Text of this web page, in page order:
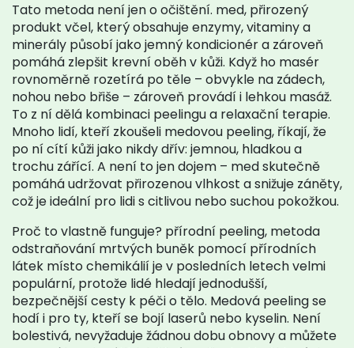
Tato metoda není jen o očištění. med, přirozený
produkt včel, který obsahuje enzymy, vitaminy a
minerály působí jako jemný kondicionér a zároveň
pomáhá zlepšit krevní oběh v kůži. Když ho masér
rovnoměrně rozetírá po těle – obvykle na zádech,
nohou nebo břiše – zároveň provádí i lehkou masáž.
To z ní dělá kombinaci peelingu a relaxační terapie.
Mnoho lidí, kteří zkoušeli medovou peeling, říkají, že
po ní cítí kůži jako nikdy dřív: jemnou, hladkou a
trochu zářící. A není to jen dojem – med skutečně
pomáhá udržovat přirozenou vlhkost a snižuje záněty,
což je ideální pro lidi s citlivou nebo suchou pokožkou.
Proč to vlastně funguje? přírodní peeling, metoda
odstraňování mrtvých buněk pomocí přírodních
látek místo chemikáliíje v posledních letech velmi
populární, protože lidé hledají jednodušší,
bezpečnější cesty k péči o tělo. Medová peeling se
hodí i pro ty, kteří se bojí laserů nebo kyselin. Není
bolestivá, nevyžaduje žádnou dobu obnovy a můžete